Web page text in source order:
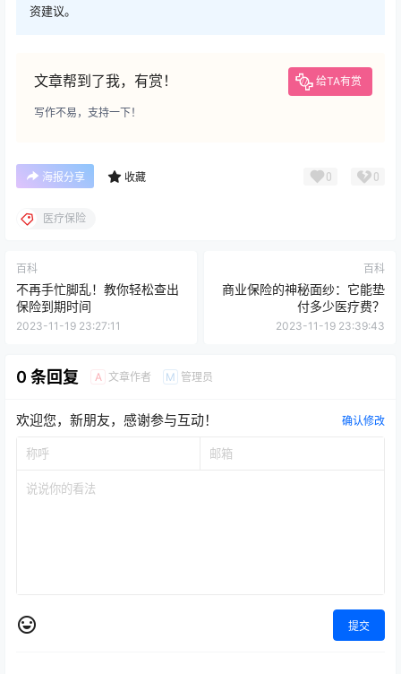
资建议。
文章帮到了我，有赏！ 给TA有赏
写作不易，支持一下！
海报分享 收藏 0 0
医疗保险
百科
不再手忙脚乱！教你轻松查出
保险到期时间
2023-11-19 23:27:11
百科
商业保险的神秘面纱：它能垫
付多少医疗费？
2023-11-19 23:39:43
0 条回复 A 文章作者 M 管理员
欢迎您，新朋友，感谢参与互动！ 确认修改
提交